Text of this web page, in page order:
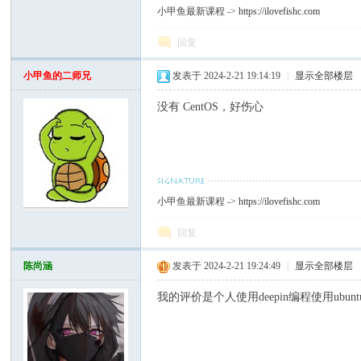
小甲鱼最新课程 ->https://ilovefishc.com
回复
小甲鱼的二师兄 发表于 2024-2-21 19:14:19 显示全部楼层
没有 CentOS，好伤心
小甲鱼最新课程 ->https://ilovefishc.com
回复
陈尚涵 发表于 2024-2-21 19:24:49 显示全部楼层
我的评价是个人使用deepin编程使用